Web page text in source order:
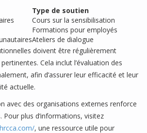
Type de soutien
Cours sur la sensibilisation
Formations pour employés
Ateliers de dialogue
doivent être régulièrement
Cela inclut l’évaluation des
afin d’assurer leur efficacité et leur
actuelle.
avec des organisations externes renforce
Pour plus d’informations, visitez
, une ressource utile pour